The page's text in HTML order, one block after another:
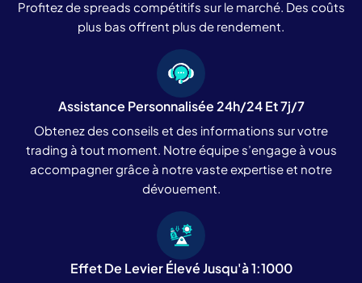
Profitez de spreads compétitifs sur le marché. Des coûts
plus bas offrent plus de rendement.
Assistance Personnalisée 24h/24 Et 7j/7
Obtenez des conseils et des informations sur votre
trading à tout moment. Notre équipe s’engage à vous
accompagner grâce à notre vaste expertise et notre
dévouement.
Effet De Levier Élevé Jusqu'à 1:1000